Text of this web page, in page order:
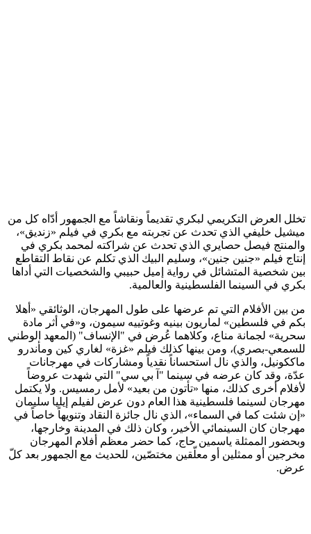
تخلل العرض التكريمي لبكري تقديماً ونقاشاً مع الجمهور أدّاه كل من
ميشيل خليفي الذي تحدث عن تجربته مع بكري في فيلم «زنديق»،
والمنتج فيصل حصايري الذي تحدث عن شراكته لمحمد بكري في
إنتاج فيلم «جنين جنين»، وسليم البيك الذي تكلم عن نقاط التقاطع
بين شخصية المتشائل في رواية إميل حبيبي والشخصيات التي أداها
بكري في السينما الفلسطينية والعالمية.
من بين الأفلام التي تم عرضها على طول المهرجان، الوثائقي «أهلا
بكم في فلسطين» لماريون بينيه وغوتييه سيمون، و«في أثر مادة
سحرية» لجمانة مناع، وكلاهما عُرض في "الإنساف" (المعهد الوطني
للسمعي-بصري)، ومن بينها كذلك فيلم «غزة» لغاري كين ومأندرو
ماككونيل، والذي نال استحساناً نقدياً ومشاركات في مهرجانات
عدّة، وقد كان عرضه في سينما "آ بي سي" التي شهدت عروضاً
لأفلام أخرى كذلك، منها «تأتون من بعيد» لأمل رمسيس. ولا يكتمل
مهرجان لسينما فلسطينية هذا العام دون عرض لفيلم إيليا سليمان
«إن شئت كما في السماء»، الذي نال جائزة النقاد وتنويهاً خاصاً في
مهرجان كان السينمائي الأخير، وكان ذلك في المدينة وخارجها،
وبحضور الممثلة ياسمين حاج، كما حضر معظم أفلام المهرجان
مخرجين أو ممثلين أو معلّقين مختصّين، للحديث مع الجمهور بعد كلّ
عرض.